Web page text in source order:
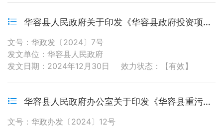
华容县人民政府关于印发《华容县政府投资项目管理办法》的通知
文号：华政发〔2024〕7号
发文单位：华容县人民政府
发文日期：2024年12月30日
效力状态：【有效】
华容县人民政府办公室关于印发《华容县重污染天气应急预案》的通知
文号：华政办发〔2024〕12号